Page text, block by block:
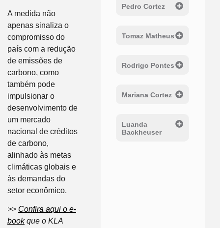
A medida não
apenas sinaliza o
compromisso do
país com a redução
de emissões de
carbono, como
também pode
impulsionar o
desenvolvimento de
um mercado
nacional de créditos
de carbono,
alinhado às metas
climáticas globais e
às demandas do
setor econômico.
>> Confira aqui o e-
bookque o KLA
Pedro Cortez
Tomaz Matheus
Rodrigo Pontes
Mariana Cortez
Luanda
Backheuser